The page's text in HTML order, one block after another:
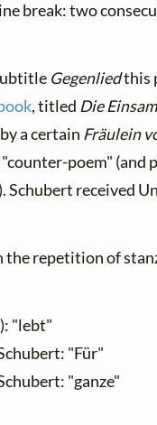
break: two
Gegenliedthis
, titled Die
a certain Fräulein
poem" (and
Schubert received
repetition of
"lebt"
"Für"
"ganze"